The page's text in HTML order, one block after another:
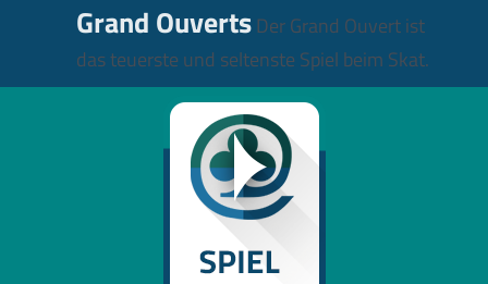
Grand OuvertsDer Grand Ouvert ist
das teuerste und seltenste Spiel beim Skat.